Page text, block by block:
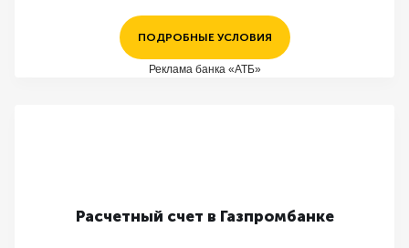
ПОДРОБНЫЕ УСЛОВИЯ
Реклама банка «АТБ»
Расчетный счет в Газпромбанке